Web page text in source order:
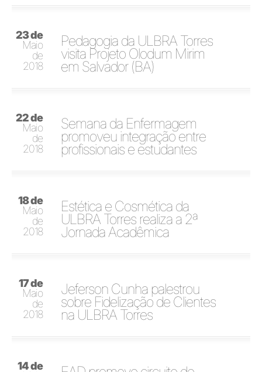
23 de
Maio
de
2018
Pedagogia da ULBRA Torres
visita Projeto Olodum Mirim
em Salvador (BA)
22 de
Maio
de
2018
Semana da Enfermagem
promoveu integração entre
profissionais e estudantes
18 de
Maio
de
2018
Estética e Cosmética da
ULBRA Torres realiza a 2ª
Jornada Acadêmica
17 de
Maio
de
2018
Jeferson Cunha palestrou
sobre Fidelização de Clientes
na ULBRA Torres
14 de